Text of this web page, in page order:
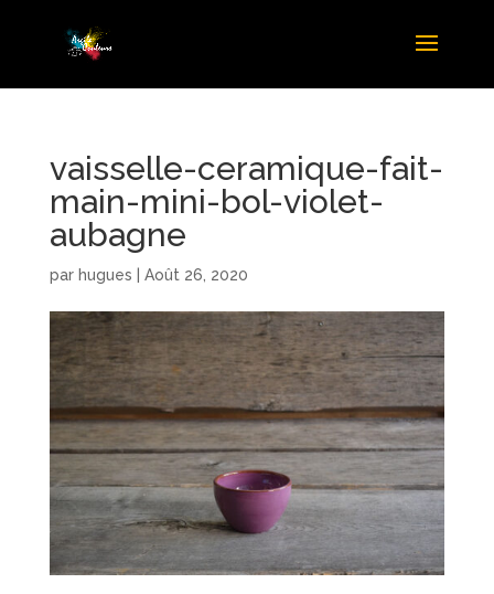
vaisselle-ceramique-fait-
main-mini-bol-violet-
aubagne
par hugues Août 26, 2020